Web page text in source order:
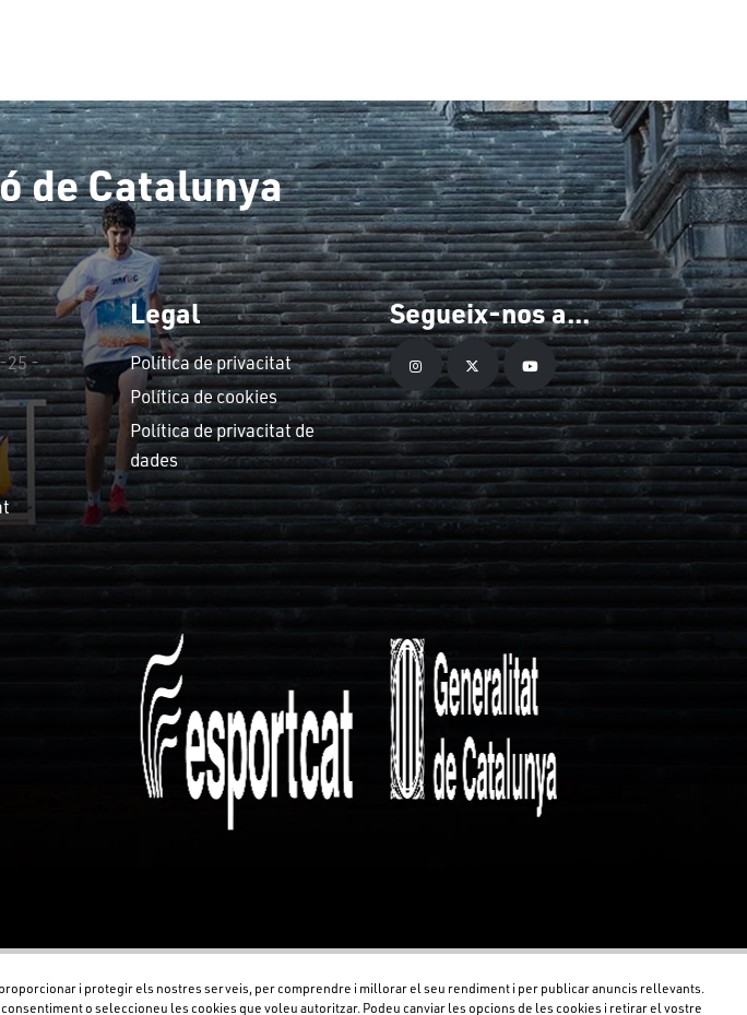
de Catalunya
25 -
Legal
Política de privacitat
Política de cookies
Política de privacitat de
dades
Segueix-nos a...
i protegir els nostres serveis, per comprendre i millorar el seu rendiment i per publicar anuncis rellevants.
o seleccioneu les cookies que voleu autoritzar. Podeu canviar les opcions de les cookies i retirar el vostre